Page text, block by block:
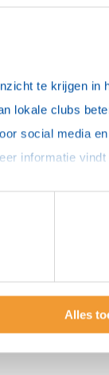
te krijgen in
lokale clubs
social media
Alles